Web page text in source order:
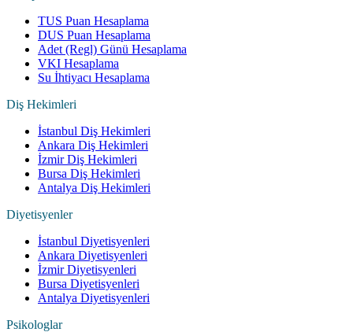
TUS Puan Hesaplama
DUS Puan Hesaplama
Adet (Regl) Günü Hesaplama
VKI Hesaplama
Su İhtiyacı Hesaplama
Diş Hekimleri
İstanbul Diş Hekimleri
Ankara Diş Hekimleri
İzmir Diş Hekimleri
Bursa Diş Hekimleri
Antalya Diş Hekimleri
Diyetisyenler
İstanbul Diyetisyenleri
Ankara Diyetisyenleri
İzmir Diyetisyenleri
Bursa Diyetisyenleri
Antalya Diyetisyenleri
Psikologlar